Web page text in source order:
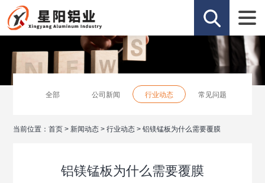
全部 公司新闻 行业动态 常见问题
当前位置：首页 > 新闻动态 >行业动态 >铝镁锰板为什么需要覆膜
铝镁锰板为什么需要覆膜